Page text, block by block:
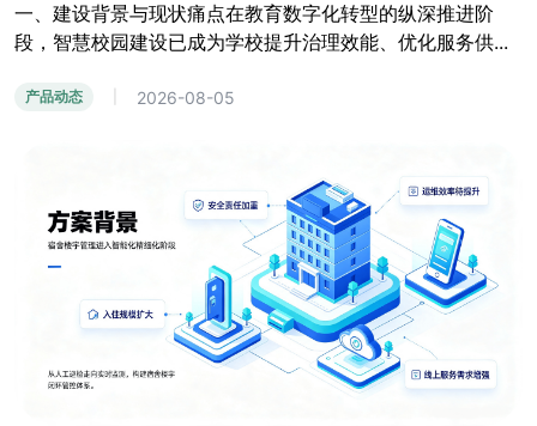
一、建设背景与现状痛点在教育数字化转型的纵深推进阶
段，智慧校园建设已成为学校提升治理效能、优化服务供...
产品动态 2026-08-05